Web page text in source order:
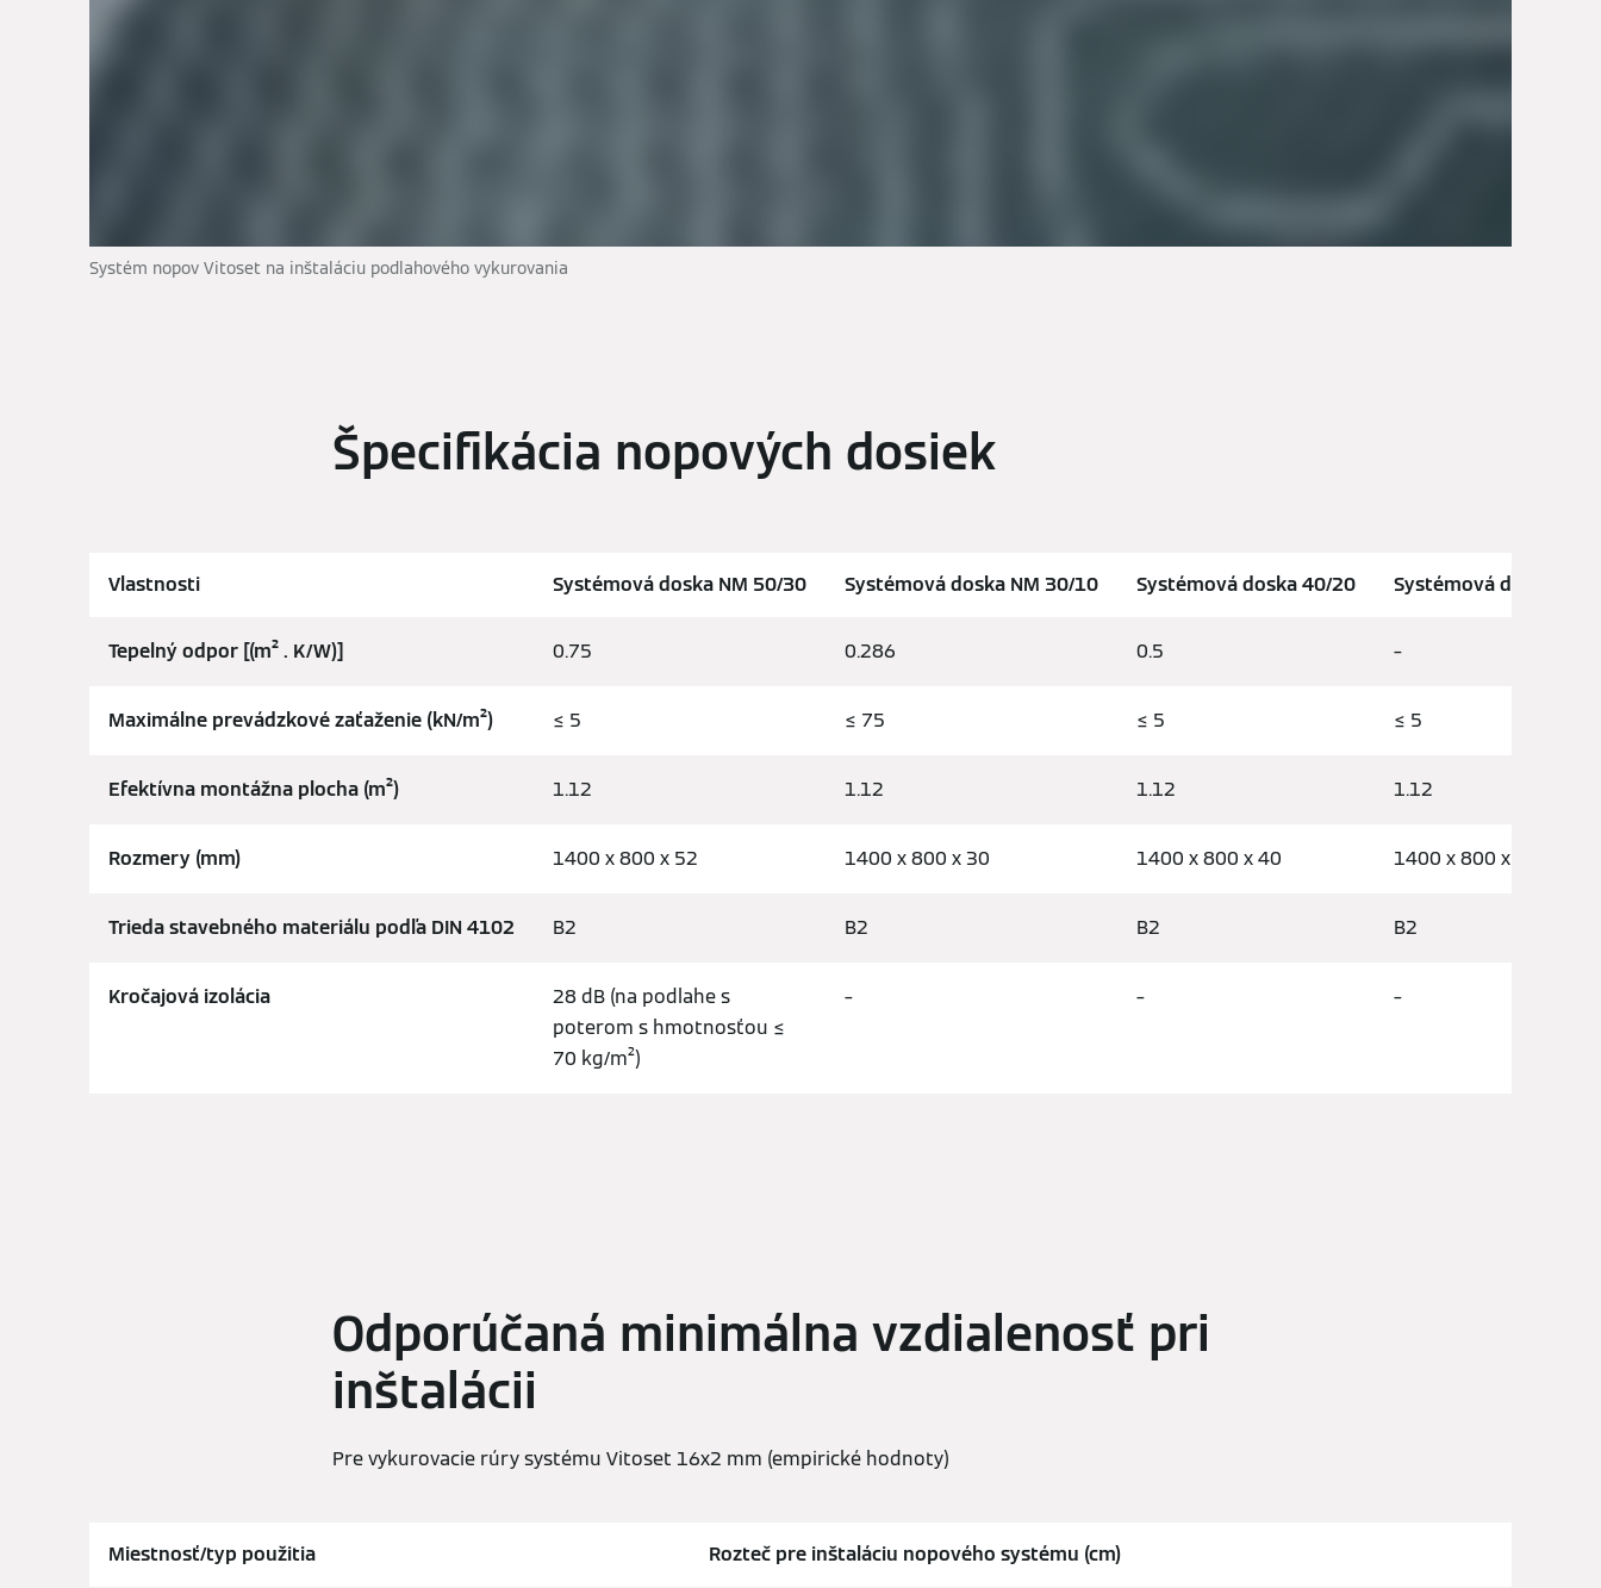
Systém nopov Vitoset na inštaláciu podlahového vykurovania
Špecifikácia nopových dosiek
Vlastnosti Systémová doska NM 50/30 Systémová doska NM 30/10 Systémová doska 40/20 Systémová doska bez
Tepelný odpor [(m² . K/W)] 0.75 0.286 0.5 –
Maximálne prevádzkové zaťaženie (kN/m²) ≤ 5 ≤ 75 ≤ 5 ≤ 5
Efektívna montážna plocha (m²) 1.12 1.12 1.12 1.12
Rozmery (mm) 1400 x 800 x 52 1400 x 800 x 30 1400 x 800 x 40 1400 x 800 x 20
Trieda stavebného materiálu podľa DIN 4102 B2 B2 B2 B2
Kročajová izolácia
28 dB (na podlahe s
poterom s hmotnosťou ≤
70 kg/m²)
– – –
Odporúčaná minimálna vzdialenosť pri
inštalácii
Pre vykurovacie rúry systému Vitoset 16x2 mm (empirické hodnoty)
Miestnosť/typ použitia Rozteč pre inštaláciu nopového systému (cm)